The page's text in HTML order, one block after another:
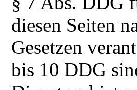
diesen Seiten
Gesetzen
bis 10 DDG